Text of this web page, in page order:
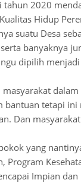
tahun 2020
Hidup
suatu Desa
banyaknya
dipilih
tetapi
Dan
yang
Impian dan